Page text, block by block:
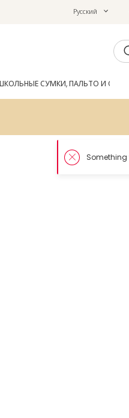
Русский
СУМКИ, ПАЛЬТО И ОБУВЬ